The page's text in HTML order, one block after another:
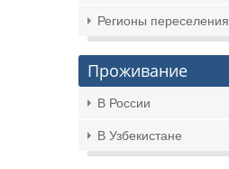
Регионы переселения
Проживание
В России
В Узбекистане